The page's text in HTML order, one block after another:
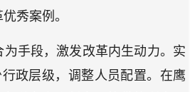
秀案例。
为手段，激发改革内生动力。实
政层级，调整人员配置。在鹰